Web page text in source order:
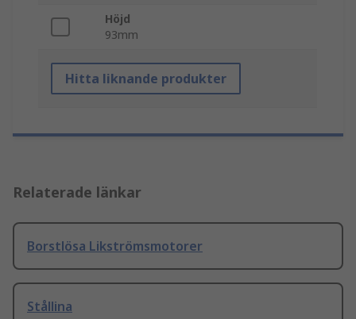
Höjd
93mm
Hitta liknande produkter
Relaterade länkar
Borstlösa Likströmsmotorer
Stållina